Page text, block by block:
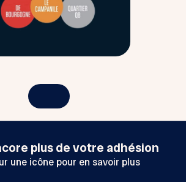
plus de votre adhésion
une icône pour en savoir plus